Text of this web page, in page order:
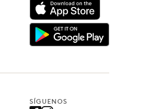
SÍGUENOS